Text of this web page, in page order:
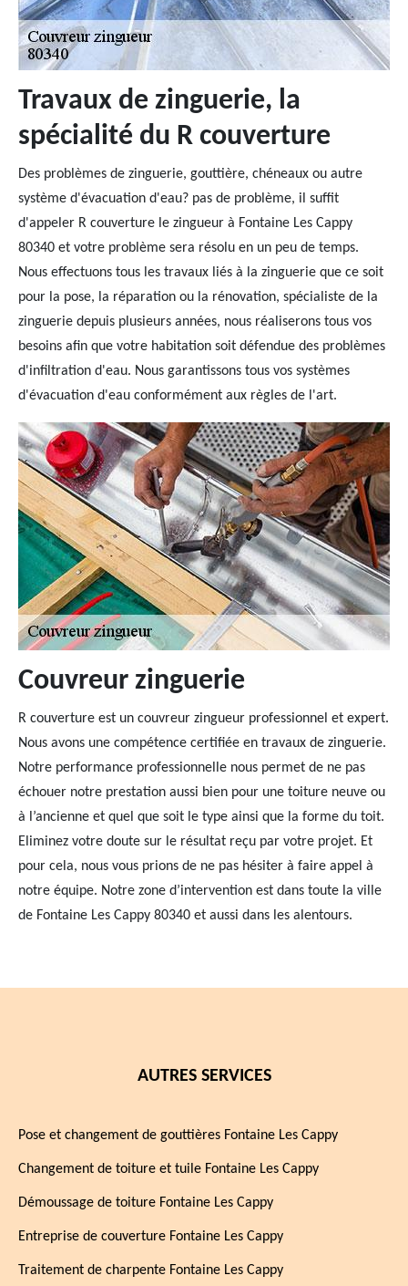
Travaux de zinguerie, la
spécialité du R couverture
Des problèmes de zinguerie, gouttière, chéneaux ou autre
système d'évacuation d'eau? pas de problème, il suffit
d'appeler R couverture le zingueur à Fontaine Les Cappy
80340 et votre problème sera résolu en un peu de temps.
Nous effectuons tous les travaux liés à la zinguerie que ce soit
pour la pose, la réparation ou la rénovation, spécialiste de la
zinguerie depuis plusieurs années, nous réaliserons tous vos
besoins afin que votre habitation soit défendue des problèmes
d'infiltration d'eau. Nous garantissons tous vos systèmes
d'évacuation d'eau conformément aux règles de l'art.
Couvreur zinguerie
R couverture est un couvreur zingueur professionnel et expert.
Nous avons une compétence certifiée en travaux de zinguerie.
Notre performance professionnelle nous permet de ne pas
échouer notre prestation aussi bien pour une toiture neuve ou
à l’ancienne et quel que soit le type ainsi que la forme du toit.
Eliminez votre doute sur le résultat reçu par votre projet. Et
pour cela, nous vous prions de ne pas hésiter à faire appel à
notre équipe. Notre zone d’intervention est dans toute la ville
de Fontaine Les Cappy 80340 et aussi dans les alentours.
AUTRES SERVICES
Pose et changement de gouttières Fontaine Les Cappy
Changement de toiture et tuile Fontaine Les Cappy
Démoussage de toiture Fontaine Les Cappy
Entreprise de couverture Fontaine Les Cappy
Traitement de charpente Fontaine Les Cappy